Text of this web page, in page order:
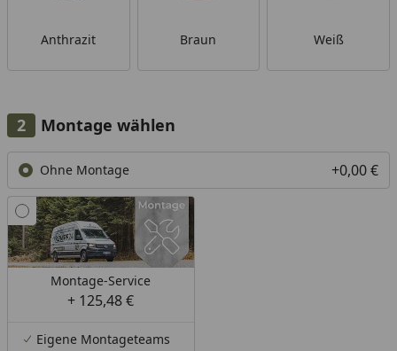
Anthrazit Braun Weiß
Montage wählen
Ohne Montage +0,00 €
Montage-Service
+ 125,48 €
Eigene Montageteams